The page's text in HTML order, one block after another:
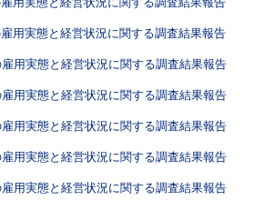
用実態と経営状況に関する調査結果報告
用実態と経営状況に関する調査結果報告
用実態と経営状況に関する調査結果報告
用実態と経営状況に関する調査結果報告
用実態と経営状況に関する調査結果報告
用実態と経営状況に関する調査結果報告